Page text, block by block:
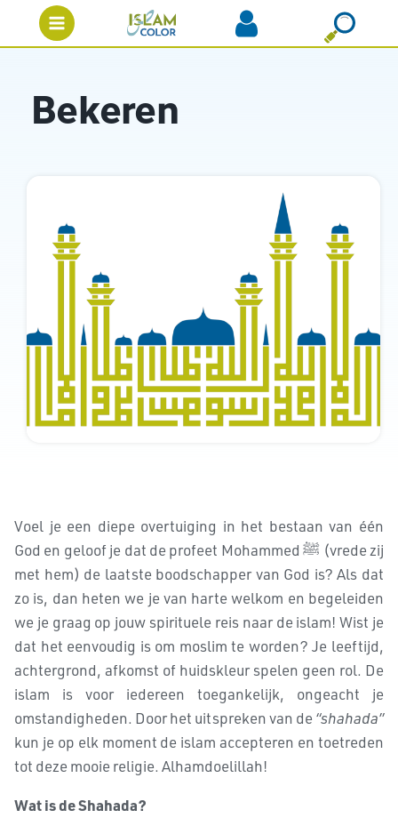
Bekeren
Voel je een diepe overtuiging in het bestaan van één
God en geloof je dat de profeet Mohammed ﷺ (vrede zij
met hem) de laatste boodschapper van God is? Als dat
zo is, dan heten we je van harte welkom en begeleiden
we je graag op jouw spirituele reis naar de islam! Wist je
dat het eenvoudig is om moslim te worden? Je leeftijd,
achtergrond, afkomst of huidskleur spelen geen rol. De
islam is voor iedereen toegankelijk, ongeacht je
omstandigheden. Door het uitspreken van de “shahada”
kun je op elk moment de islam accepteren en toetreden
tot deze mooie religie. Alhamdoelillah!
Wat is de Shahada?